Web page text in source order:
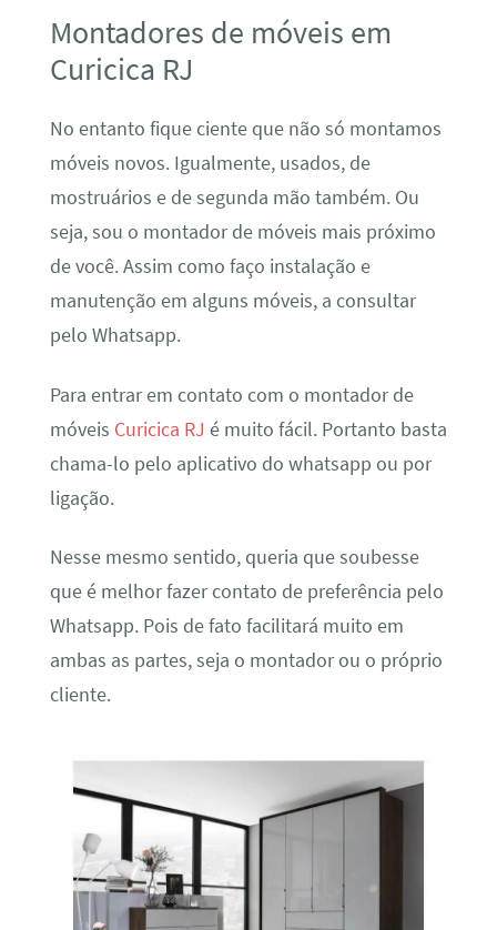
Montadores de móveis em
Curicica RJ
No entanto fique ciente que não só montamos
móveis novos. Igualmente, usados, de
mostruários e de segunda mão também. Ou
seja, sou o montador de móveis mais próximo
de você. Assim como faço instalação e
manutenção em alguns móveis, a consultar
pelo Whatsapp.
Para entrar em contato com o montador de
móveis Curicica RJ é muito fácil. Portanto basta
chama-lo pelo aplicativo do whatsapp ou por
ligação.
Nesse mesmo sentido, queria que soubesse
que é melhor fazer contato de preferência pelo
Whatsapp. Pois de fato facilitará muito em
ambas as partes, seja o montador ou o próprio
cliente.